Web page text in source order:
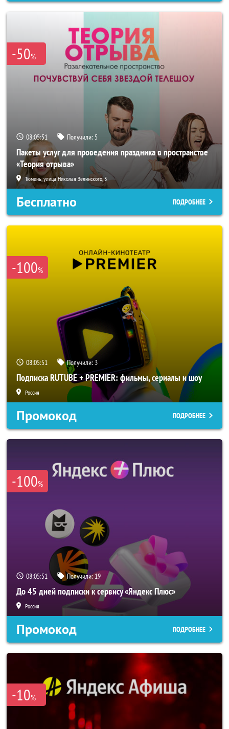
-50%
08:05:50 Получили: 5
Пакеты услуг для проведения праздника в пространстве
«Теория отрыва»
Тюмень, улица Николая Зелинского, 3
Бесплатно ПОДРОБНЕЕ
-100%
08:05:50 Получили: 3
Подписка RUTUBE + PREMIER: фильмы, сериалы и шоу
Россия
Промокод ПОДРОБНЕЕ
-100%
08:05:50 Получили:19
До 45 дней подписки к сервису «Яндекс Плюс»
Россия
Промокод ПОДРОБНЕЕ
-10%